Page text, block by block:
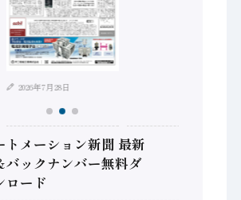
2026年7月28日
トメーション新聞 最新
バックナンバー無料ダ
ロード